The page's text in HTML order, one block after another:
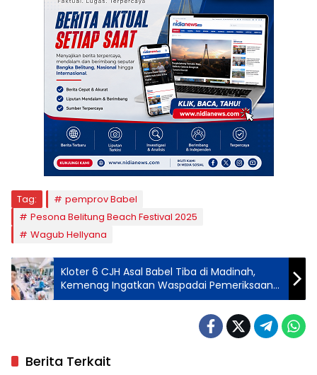
Tag:
pemprov Babel
Pesona Belitung Beach Festival 2025
Wagub Hellyana
Kloter 6 CJH Asal Babel Tiba di Madinah,
Kemenag Ingatkan Waspadai Pemeriksaan
Ketat Visa dan Paspor
Berita Terkait